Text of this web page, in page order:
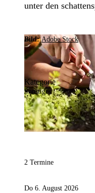
unter den
Bild:Adobe Stock
Kategorie
Sonstiges
2 Termine
Do 6. August 2026